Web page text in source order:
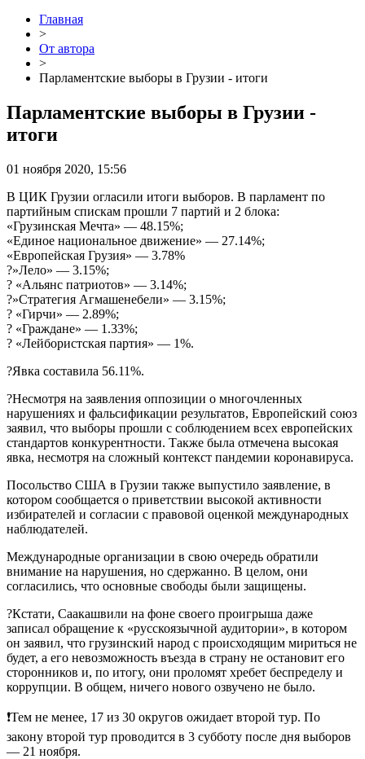
Главная
>
От автора
>
Парламентские выборы в Грузии - итоги
Парламентские выборы в Грузии -
итоги
01 ноября 2020, 15:56
В ЦИК Грузии огласили итоги выборов. В парламент по
партийным спискам прошли 7 партий и 2 блока:
«Грузинская Мечта» — 48.15%;
«Единое национальное движение» — 27.14%;
«Европейская Грузия» — 3.78%
?»Лело» — 3.15%;
? «Альянс патриотов» — 3.14%;
?»Стратегия Агмашенебели» — 3.15%;
? «Гирчи» — 2.89%;
? «Граждане» — 1.33%;
? «Лейбористская партия» — 1%.
?Явка составила 56.11%.
?Несмотря на заявления оппозиции о многочленных
нарушениях и фальсификации результатов, Европейский союз
заявил, что выборы прошли с соблюдением всех европейских
стандартов конкурентности. Также была отмечена высокая
явка, несмотря на сложный контекст пандемии коронавируса.
Посольство США в Грузии также выпустило заявление, в
котором сообщается о приветствии высокой активности
избирателей и согласии с правовой оценкой международных
наблюдателей.
Международные организации в свою очередь обратили
внимание на нарушения, но сдержанно. В целом, они
согласились, что основные свободы были защищены.
?Кстати, Саакашвили на фоне своего проигрыша даже
записал обращение к «русскоязычной аудитории», в котором
он заявил, что грузинский народ с происходящим мириться не
будет, а его невозможность въезда в страну не остановит его
сторонников и, по итогу, они проломят хребет беспределу и
коррупции. В общем, ничего нового озвучено не было.
❗️Тем не менее, 17 из 30 округов ожидает второй тур. По
закону второй тур проводится в 3 субботу после дня выборов
— 21 ноября.